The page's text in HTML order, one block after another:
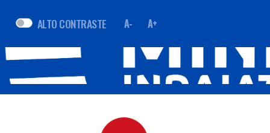
ALTO CONTRASTE A- A+